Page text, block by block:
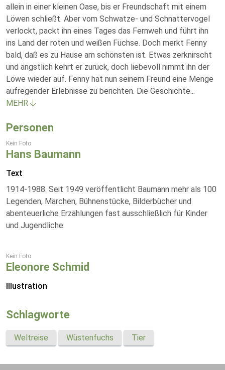
allein in einer kleinen Oase, bis er Freundschaft mit einem
Löwen schließt. Aber vom Schwatze- und Schnattervogel
verlockt, packt ihn eines Tages das Fernweh und führt ihn
ins Land der roten und weißen Füchse. Doch merkt Fenny
bald, daß es zu Hause am schönsten ist. Etwas zerknirscht
und ängstlich kehrt er zurück, doch liebevoll nimmt ihn der
Löwe wieder auf. Fenny hat nun seinem Freund eine Menge
aufregender Erlebnisse zu berichten. Die Geschichte...
MEHR
Personen
Kein Foto
Hans Baumann
Text
1914-1988. Seit 1949 veröffentlicht Baumann mehr als 100
Legenden, Märchen, Bühnenstücke, Bilderbücher und
abenteuerliche Erzählungen fast ausschließlich für Kinder
und Jugendliche.
Kein Foto
Eleonore Schmid
Illustration
Schlagworte
Weltreise Wüstenfuchs Tier